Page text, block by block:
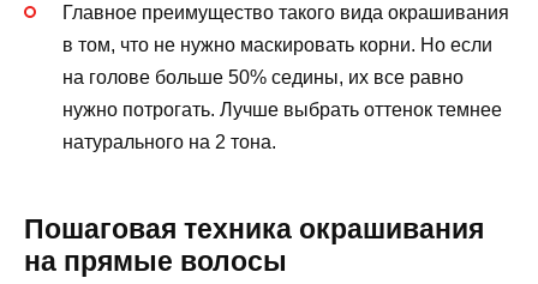
Главное преимущество такого вида окрашивания
в том, что не нужно маскировать корни. Но если
на голове больше 50% седины, их все равно
нужно потрогать. Лучше выбрать оттенок темнее
натурального на 2 тона.
Пошаговая техника окрашивания
на прямые волосы